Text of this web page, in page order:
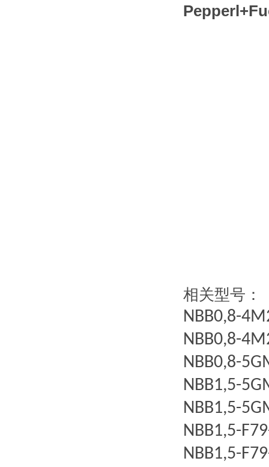
相关型号：
NBB0,8-
NBB0,8-
NBB0,8-
NBB1,5-
NBB1,5-
NBB1,5-
NBB1,5-